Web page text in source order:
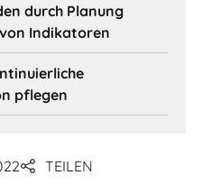
durch Planung
Indikatoren
pflegen
TEILEN